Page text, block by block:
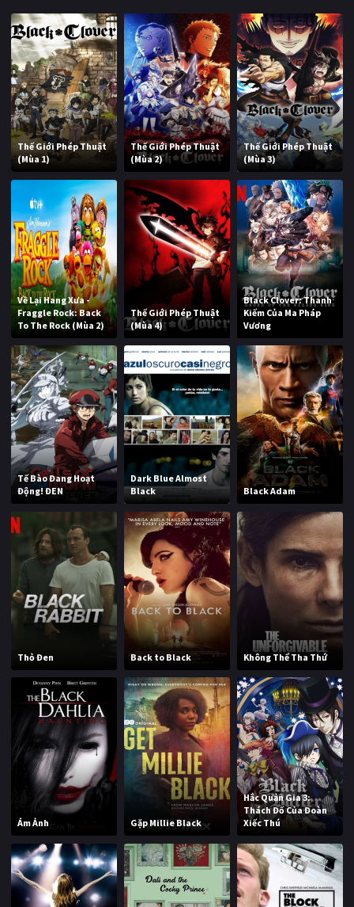
Thế Giới Phép Thuật
(Mùa 1)
Thế Giới Phép Thuật
(Mùa 2)
Thế Giới Phép Thuật
(Mùa 3)
Về Lại Hang Xưa -
Fraggle Rock: Back
To The Rock (Mùa 2)
Thế Giới Phép Thuật
(Mùa 4)
Black Clover: Thanh
Kiếm Của Ma Pháp
Vương
Tế Bào Đang Hoạt
Động! ĐEN
Dark Blue Almost
Black
Black Adam
Thỏ Đen Back to Black Không Thể Tha Thứ
Ám Ảnh Gặp Millie Black
Hắc Quản Gia 3:
Thách Đố Của Đoàn
Xiếc Thú